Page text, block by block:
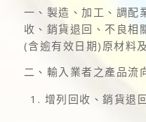
一、製造、加工、調配
收、銷貨退回、不良相
(含逾有效日期)原材料
二、輸入業者之產品流
增列回收、銷貨退